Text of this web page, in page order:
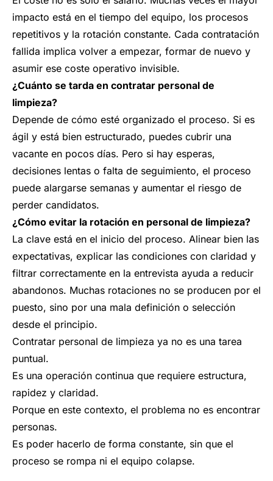
impacto está en el tiempo del equipo, los procesos
repetitivos y la rotación constante. Cada contratación
fallida implica volver a empezar, formar de nuevo y
asumir ese coste operativo invisible.
¿Cuánto se tarda en contratar personal de
limpieza?
Depende de cómo esté organizado el proceso. Si es
ágil y está bien estructurado, puedes cubrir una
vacante en pocos días. Pero si hay esperas,
decisiones lentas o falta de seguimiento, el proceso
puede alargarse semanas y aumentar el riesgo de
perder candidatos.
¿Cómo evitar la rotación en personal de limpieza?
La clave está en el inicio del proceso. Alinear bien las
expectativas, explicar las condiciones con claridad y
filtrar correctamente en la entrevista ayuda a reducir
abandonos. Muchas rotaciones no se producen por el
puesto, sino por una mala definición o selección
desde el principio.
Contratar personal de limpieza ya no es una tarea
puntual.
Es una operación continua que requiere estructura,
rapidez y claridad.
Porque en este contexto, el problema no es encontrar
personas.
Es poder hacerlo de forma constante, sin que el
proceso se rompa ni el equipo colapse.